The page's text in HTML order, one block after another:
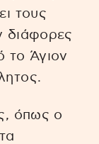
τους
διάφορες
το Άγιον
όπως ο